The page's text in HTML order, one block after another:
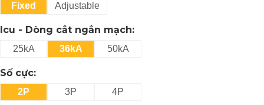
Fixed Adjustable
Icu - Dòng cắt ngắn mạch:
25kA 36kA 50kA
Số cực:
2P 3P 4P